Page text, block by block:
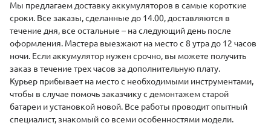
Мы предлагаем доставку аккумуляторов в самые короткие
сроки. Все заказы, сделанные до 14.00, доставляются в
течение дня, все остальные – на следующий день после
оформления. Мастера выезжают на место с 8 утра до 12 часов
ночи. Если аккумулятор нужен срочно, вы можете получить
заказ в течение трех часов за дополнительную плату.
Курьер прибывает на место с необходимыми инструментами,
чтобы в случае помочь заказчику с демонтажем старой
батареи и установкой новой. Все работы проводит опытный
специалист, знакомый со всеми особенностями модели.